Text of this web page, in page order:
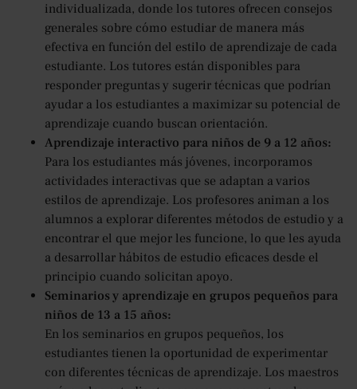
individualizada, donde los tutores ofrecen consejos
generales sobre cómo estudiar de manera más
efectiva en función del estilo de aprendizaje de cada
estudiante. Los tutores están disponibles para
responder preguntas y sugerir técnicas que podrían
ayudar a los estudiantes a maximizar su potencial de
aprendizaje cuando buscan orientación.
Aprendizaje interactivo para niños de 9 a 12 años:
Para los estudiantes más jóvenes, incorporamos
actividades interactivas que se adaptan a varios
estilos de aprendizaje. Los profesores animan a los
alumnos a explorar diferentes métodos de estudio y a
encontrar el que mejor les funcione, lo que les ayuda
a desarrollar hábitos de estudio eficaces desde el
principio cuando solicitan apoyo.
Seminarios y aprendizaje en grupos pequeños para
niños de 13 a 15 años:
En los seminarios en grupos pequeños, los
estudiantes tienen la oportunidad de experimentar
con diferentes técnicas de aprendizaje. Los maestros